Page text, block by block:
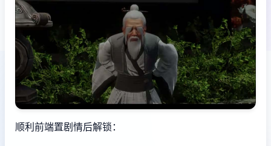
顺利前端置剧情后解锁：